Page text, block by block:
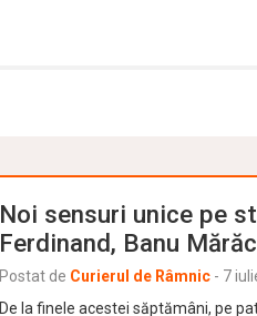
Noi sensuri unice pe
Ferdinand, Banu
Postat de Curierul de Râmnic - 7
De la finele acestei săptămâni, pe